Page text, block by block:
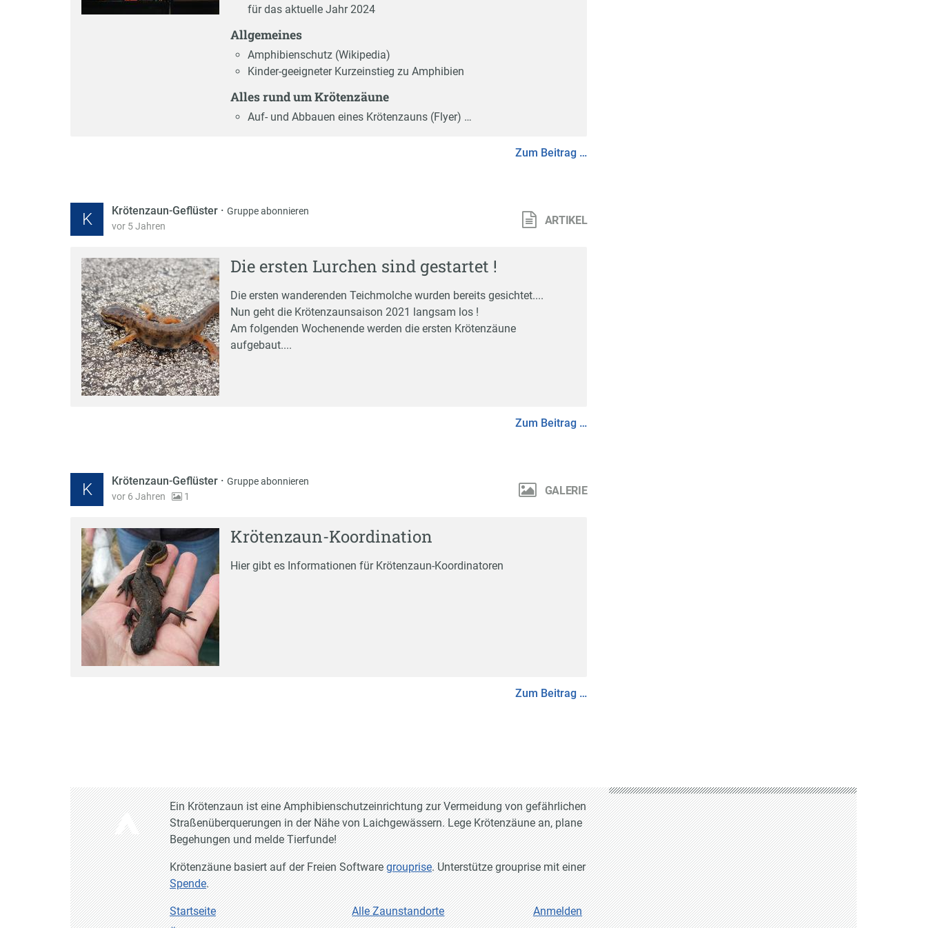
für das aktuelle Jahr 2024
Allgemeines
Amphibienschutz (Wikipedia)
Kinder-geeigneter Kurzeinstieg zu Amphibien
Alles rund um Krötenzäune
Auf- und Abbauen eines Krötenzauns (Flyer) …
Zum Beitrag …
K Krötenzaun-Geflüster · Gruppe abonnieren
vor 5 Jahren
ARTIKEL
Die ersten Lurchen sind gestartet !
Die ersten wanderenden Teichmolche wurden bereits gesichtet....
Nun geht die Krötenzaunsaison 2021 langsam los !
Am folgenden Wochenende werden die ersten Krötenzäune
aufgebaut....
Zum Beitrag …
K Krötenzaun-Geflüster · Gruppe abonnieren
vor 6 Jahren
1 GALERIE
Krötenzaun-Koordination
Hier gibt es Informationen für Krötenzaun-Koordinatoren
Zum Beitrag …
Ein Krötenzaun ist eine Amphibienschutzeinrichtung zur Vermeidung von gefährlichen
Straßenüberquerungen in der Nähe von Laichgewässern. Lege Krötenzäune an, plane
Begehungen und melde Tierfunde!
Krötenzäune basiert auf der Freien Softwaregrouprise. Unterstütze grouprise mit einer
Spende.
Startseite
Alle Zaunstandorte
Anmelden